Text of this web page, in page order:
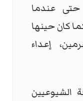
حتى عندما
كان حينها
إعداء
الشيوعيين